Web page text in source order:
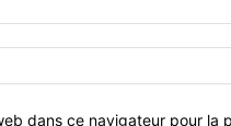
dans ce navigateur pour la